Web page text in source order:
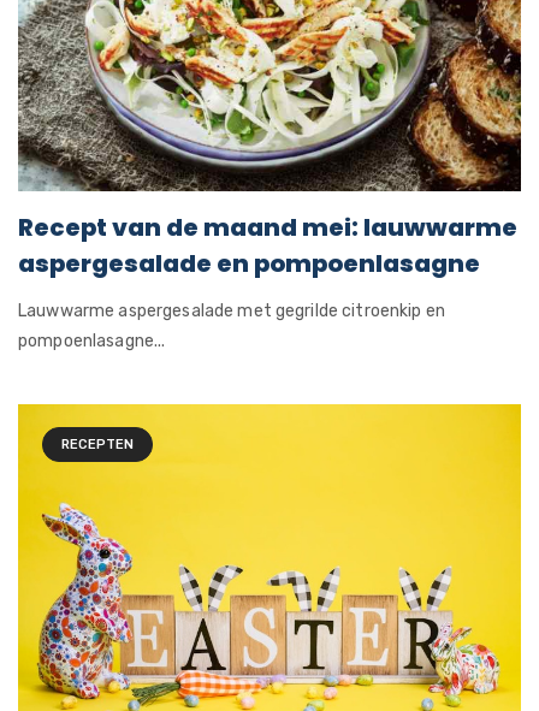
Recept van de maand mei: lauwwarme
aspergesalade en pompoenlasagne
Lauwwarme aspergesalade met gegrilde citroenkip en
pompoenlasagne...
RECEPTEN